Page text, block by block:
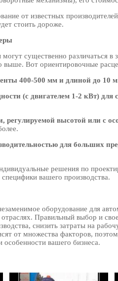
от известных
стоить дороже.
существенно различаться в
выше. Вот ориентировочные
400-500 мм и длиной до 10 м
(с двигателем 1-2 кВт) для
регулируемой высотой или с
для больших
решения по
вашего производства.
оборудование для
Правильный выбор и
снизить затраты на
от множества факторов,
вашего бизнеса.